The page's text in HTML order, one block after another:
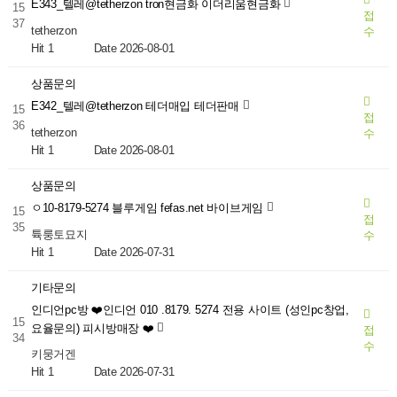
15
37
E343_텔레@tetherzon tron현금화 이더리움현금화
tetherzon
Hit 1 Date 2026-08-01
접
수
15
36
상품문의
E342_텔레@tetherzon 테더매입 테더판매
tetherzon
Hit 1 Date 2026-08-01
접
수
15
35
상품문의
ㅇ10-8179-5274 블루게임 fefas.net 바이브게임
튝룽토묘지
Hit 1 Date 2026-07-31
접
수
15
34
기타문의
인디언pc방 ❤️인디언 010 .8179. 5274 전용 사이트 (성인pc창업,
요율문의) 피시방매장 ❤️
키뭉거겐
Hit 1
Date 2026-07-31
접
수